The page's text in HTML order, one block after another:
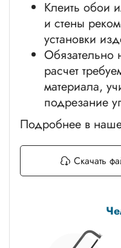
Клеить обои
и стены
установки
Обязательно
расчет
материала,
подрезание
Подробнее в
Скачать